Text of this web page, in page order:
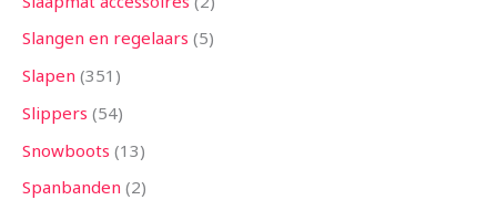
Slangen en regelaars 5
Slapen 351
Slippers 54
Snowboots 13
Spanbanden 2